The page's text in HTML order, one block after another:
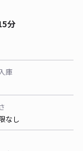
分
庫
なし